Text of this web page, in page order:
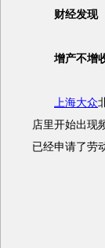
财经发现
增产不增
上海大众
店里开始出现
已经申请了劳